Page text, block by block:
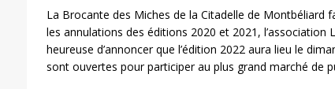
La Brocante des Miches de la Citadelle de Montbéliard
les annulations des éditions 2020 et 2021, l’association
heureuse d’annoncer que l’édition 2022 aura lieu le
sont ouvertes pour participer au plus grand marché de